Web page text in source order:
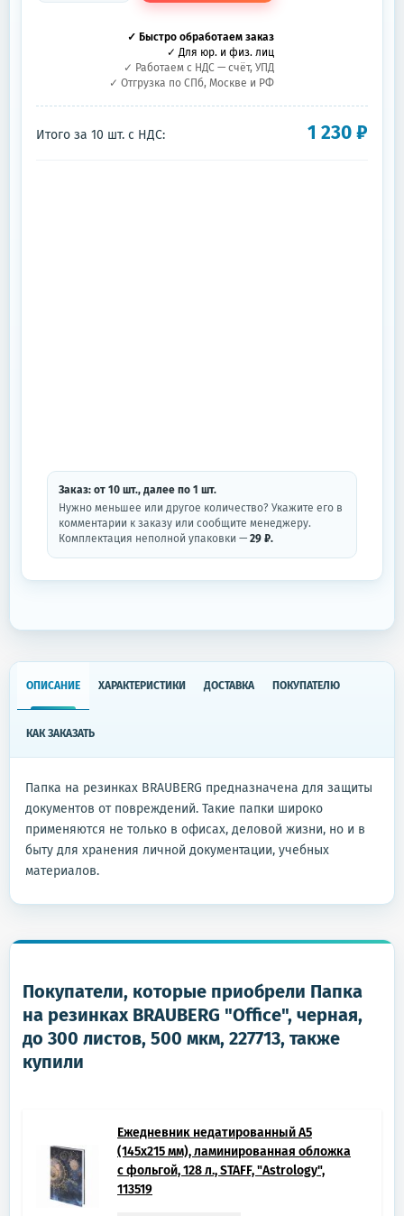
✓ Быстро обработаем заказ
✓ Для юр. и физ. лиц
✓ Работаем с НДС — счёт, УПД
✓ Отгрузка по СПб, Москве и РФ
Итого за 10 шт. с НДС: 1 230₽
Заказ: от 10 шт., далее по 1 шт.
Нужно меньшее или другое количество? Укажите его в
комментарии к заказу или сообщите менеджеру.
Комплектация неполной упаковки — 29 ₽.
ОПИСАНИЕ ХАРАКТЕРИСТИКИ ДОСТАВКА ПОКУПАТЕЛЮ
КАК ЗАКАЗАТЬ
Папка на резинках BRAUBERG предназначена для защиты
документов от повреждений. Такие папки широко
применяются не только в офисах, деловой жизни, но и в
быту для хранения личной документации, учебных
материалов.
Покупатели, которые приобрели Папка
на резинках BRAUBERG "Office", черная,
до 300 листов, 500 мкм, 227713, также
купили
Ежедневник недатированный А5
(145х215 мм), ламинированная обложка
с фольгой, 128 л., STAFF, "Astrology",
113519